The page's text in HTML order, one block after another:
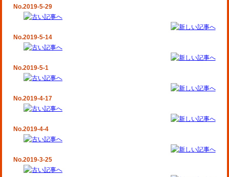
No.2019-5-29
No.2019-5-14
No.2019-5-1
No.2019-4-17
No.2019-4-4
No.2019-3-25